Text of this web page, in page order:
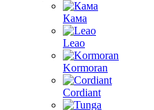
Кама
Leao
Kormoran
Cordiant